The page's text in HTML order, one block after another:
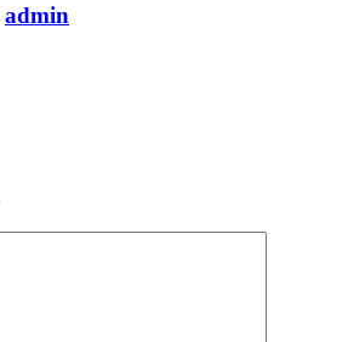
admin